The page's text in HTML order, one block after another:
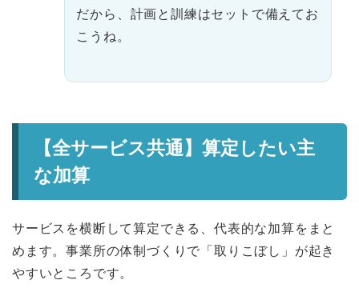
だから、計画と訓練はセットで備えてお
こうね。
【全サービス共通】算定したい主
な加算
サービスを横断して算定できる、代表的な加算をまと
めます。事業所の体制づくりで「取りこぼし」が起き
やすいところです。